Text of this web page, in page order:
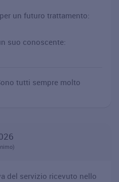
un futuro trattamento:
suo conoscente:
tutti sempre molto
del servizio ricevuto nello